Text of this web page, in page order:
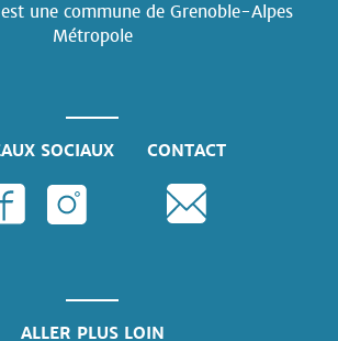
une commune de Grenoble-Alpes
Métropole
SOCIAUX CONTACT
ALLER PLUS LOIN